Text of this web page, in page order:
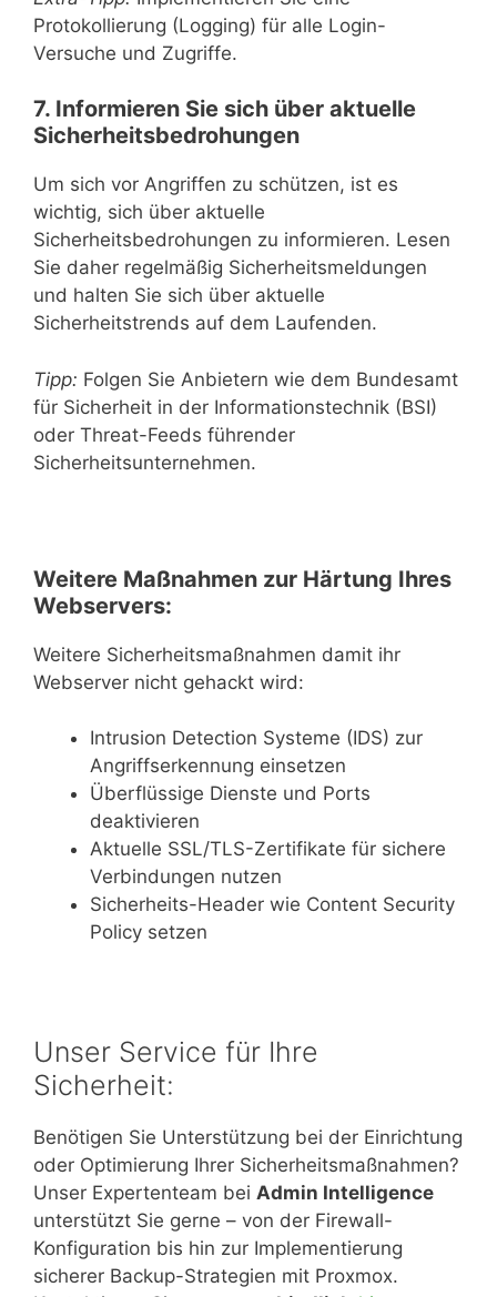
Protokollierung (Logging) für alle Login-
Versuche und Zugriffe.
7. Informieren Sie sich über aktuelle
Sicherheitsbedrohungen
Um sich vor Angriffen zu schützen, ist es
wichtig, sich über aktuelle
Sicherheitsbedrohungen zu informieren. Lesen
Sie daher regelmäßig Sicherheitsmeldungen
und halten Sie sich über aktuelle
Sicherheitstrends auf dem Laufenden.
Tipp: Folgen Sie Anbietern wie dem Bundesamt
für Sicherheit in der Informationstechnik (BSI)
oder Threat-Feeds führender
Sicherheitsunternehmen.
Weitere Maßnahmen zur Härtung Ihres
Webservers:
Weitere Sicherheitsmaßnahmen damit ihr
Webserver nicht gehackt wird:
Intrusion Detection Systeme (IDS) zur
Angriffserkennung einsetzen
Überflüssige Dienste und Ports
deaktivieren
Aktuelle SSL/TLS-Zertifikate für sichere
Verbindungen nutzen
Sicherheits-Header wie Content Security
Policy setzen
Unser Service für Ihre
Sicherheit:
Benötigen Sie Unterstützung bei der Einrichtung
oder Optimierung Ihrer Sicherheitsmaßnahmen?
Unser Expertenteam bei Admin Intelligence
unterstützt Sie gerne – von der Firewall-
Konfiguration bis hin zur Implementierung
sicherer Backup-Strategien mit Proxmox.